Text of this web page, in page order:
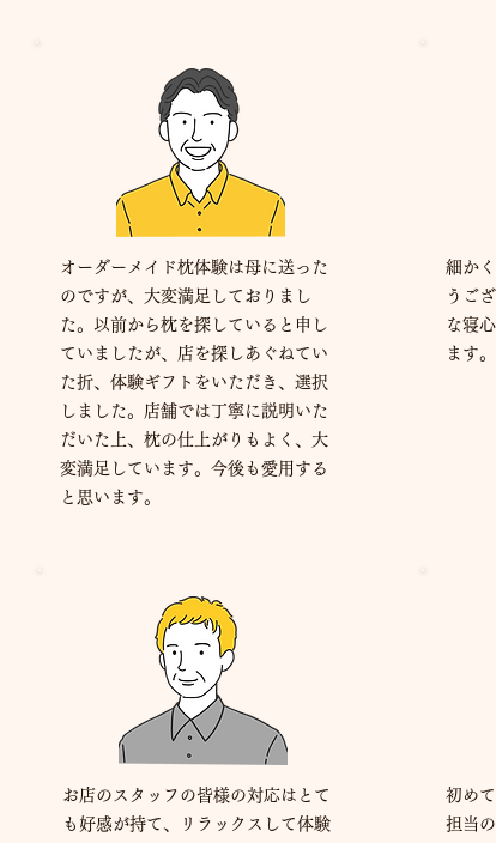
オーダーメイド枕体験は母に送った
のですが、大変満足しておりまし
た。以前から枕を探していると申し
ていましたが、店を探しあぐねてい
た折、体験ギフトをいただき、選択
しました。店舗では丁寧に説明いた
だいた上、枕の仕上がりもよく、大
変満足しています。今後も愛用する
と思います。
お店のスタッフの皆様の対応はとて
も好感が持て、リラックスして体験
細か
うご
な寝
ます。
初め
担当